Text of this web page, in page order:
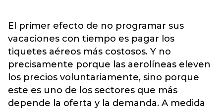
El primer efecto de no programar sus
vacaciones con tiempo es pagar los
tiquetes aéreos más costosos. Y no
precisamente porque las aerolíneas eleven
los precios voluntariamente, sino porque
este es uno de los sectores que más
depende la oferta y la demanda. A medida